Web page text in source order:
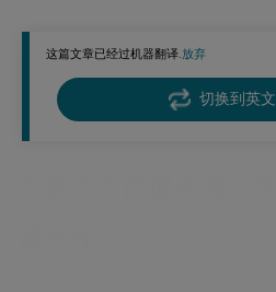
这篇文章已经过机器翻译.放弃
切换到英文